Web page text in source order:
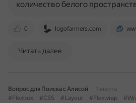
0 logofarmers.com
количество белого
Читать далее
Вопрос для Поиска с Алисой
1 марта
#Flexbox
#CSS #Layout #Flexwrap